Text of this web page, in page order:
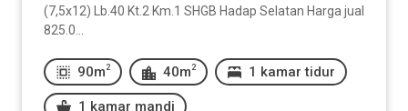
(7,5x12) Lb.40 Kt.2 Km.1 SHGB Hadap Selatan Harga jual
825.0...
90m 2 40m 2 1 kamar tidur
1 kamar mandi